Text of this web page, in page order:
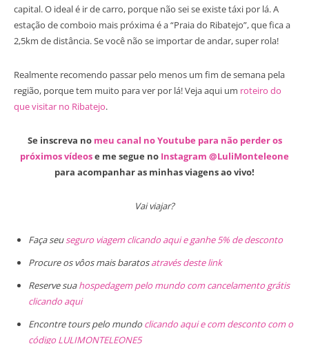
capital. O ideal é ir de carro, porque não sei se existe táxi por lá. A
estação de comboio mais próxima é a “Praia do Ribatejo”, que fica a
2,5km de distância. Se você não se importar de andar, super rola!
Realmente recomendo passar pelo menos um fim de semana pela
região, porque tem muito para ver por lá! Veja aqui um roteiro do
que visitar no Ribatejo.
Se inscreva no meu canal no Youtube para não perder os
próximos vídeose me segue no Instagram @LuliMonteleone
para acompanhar as minhas viagens ao vivo!
Vai viajar?
Faça seu seguro viagem clicando aqui e ganhe 5% de desconto
Procure os vôos mais baratosatravés deste link
Reserve suahospedagem pelo mundo com cancelamento grátis
clicando aqui
Encontre tours pelo mundo clicando aqui e com desconto com o
código LULIMONTELEONE5